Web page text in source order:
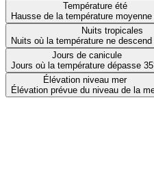
Température été
Hausse de la température
Nuits tropicales
Nuits où la température ne
Jours de canicule
Jours où la température dépasse
Élévation niveau mer
Élévation prévue du niveau de la